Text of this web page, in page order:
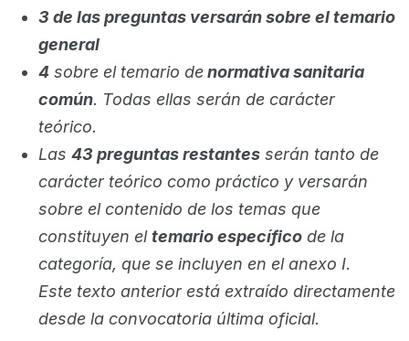
3 de las preguntas versarán sobre el temario
general
4 sobre el temario denormativa sanitaria
común. Todas ellas serán de carácter
teórico.
Las 43 preguntas restantes serán tanto de
carácter teórico como práctico y versarán
sobre el contenido de los temas que
constituyen eltemario específico de la
categoría, que se incluyen en el anexo I.
Este texto anterior está extraído directamente
desde la convocatoria última oficial.